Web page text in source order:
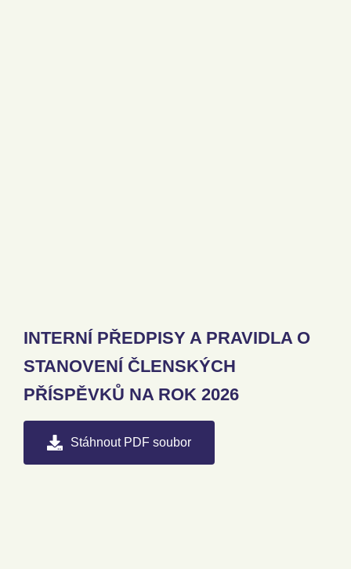
INTERNÍ PŘEDPISY A PRAVIDLA O
STANOVENÍ ČLENSKÝCH
PŘÍSPĚVKŮ NA ROK 2026
Stáhnout PDF soubor